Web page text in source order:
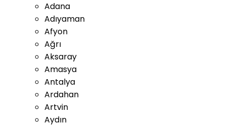
Adana
Adıyaman
Afyon
Ağrı
Aksaray
Amasya
Antalya
Ardahan
Artvin
Aydın